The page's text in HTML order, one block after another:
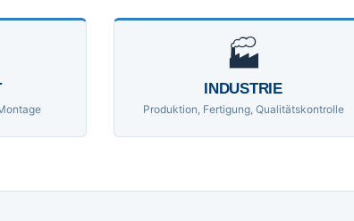
🏭
INDUSTRIE
Produktion, Fertigung, Qualitätskontrolle